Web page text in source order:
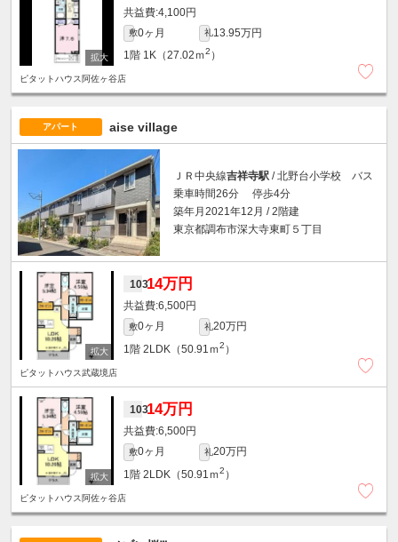
4,100円
敷0ヶ月 礼13.95万円
1階 1K（27.02ｍ2 ）
ピタットハウス阿佐ヶ谷店
アパート aise village
ＪＲ中央線吉祥寺駅 / 北野台小学校 バス
乗車時間26分 停歩4分
築年月2021年12月 / 2階建
東京都調布市深大寺東町５丁目
10314万円
6,500円
敷0ヶ月 礼20万円
1階 2LDK（50.91ｍ2 ）
ピタットハウス武蔵境店
10314万円
6,500円
敷0ヶ月 礼20万円
1階 2LDK（50.91ｍ2 ）
ピタットハウス阿佐ヶ谷店